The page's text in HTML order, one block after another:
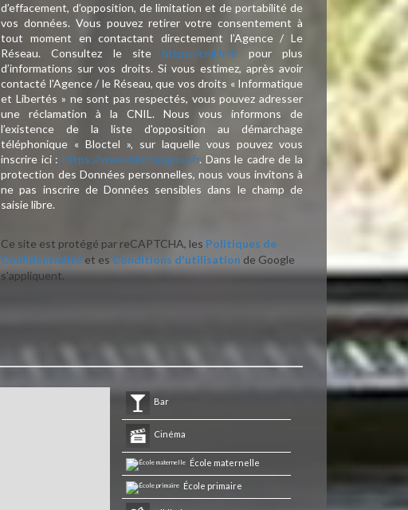
d’effacement, d’opposition, de limitation et de portabilité de
vos données. Vous pouvez retirer votre consentement à
tout moment en contactant directement l’Agence / Le
Réseau. Consultez le site https://cnil.fr/frpour plus
d’informations sur vos droits. Si vous estimez, après avoir
contacté l'Agence / le Réseau, que vos droits « Informatique
et Libertés » ne sont pas respectés, vous pouvez adresser
une réclamation à la CNIL. Nous vous informons de
l’existence de la liste d'opposition au démarchage
téléphonique « Bloctel », sur laquelle vous pouvez vous
inscrire ici : https://www.bloctel.gouv.fr. Dans le cadre de la
protection des Données personnelles, nous vous invitons à
ne pas inscrire de Données sensibles dans le champ de
saisie libre.
Ce site est protégé par reCAPTCHA, les Politiques de
Confidentialité et es Conditions d'utilisation de Google
s'appliquent.
Bar
Cinéma
École maternelle
École primaire